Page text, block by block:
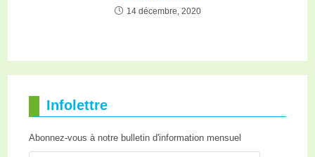
14 décembre, 2020
Infolettre
Abonnez-vous à notre bulletin d'information mensuel